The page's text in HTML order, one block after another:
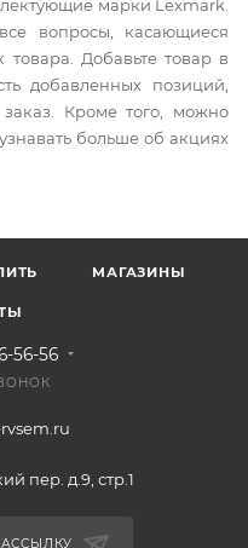
марки Lexmark.
вопросы, касающиеся
товара. Добавьте товар в
добавленных позиций,
Кроме того, можно
больше об акциях
МАГАЗИНЫ
56-56
пер. д.9, стр.1